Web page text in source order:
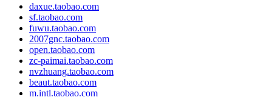
daxue.taobao.com
sf.taobao.com
fuwu.taobao.com
2007gnc.taobao.com
open.taobao.com
zc-paimai.taobao.com
nvzhuang.taobao.com
beaut.taobao.com
m.intl.taobao.com